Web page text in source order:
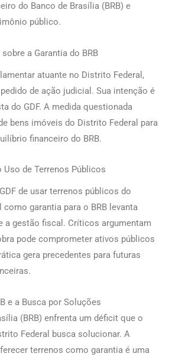
do Banco de Brasília (BRB) e
público.
a Garantia do BRB
atuante no Distrito Federal,
de ação judicial. Sua intenção é
do GDF. A medida questionada
bens imóveis do Distrito Federal para
financeiro do BRB.
Uso de Terrenos Públicos
de usar terrenos públicos do
como garantia para o BRB levanta
a gestão fiscal. Críticos argumentam
pode comprometer ativos públicos
gera precedentes para futuras
e a Busca por Soluções
(BRB) enfrenta um déficit que o
Federal busca solucionar. A
terrenos como garantia é uma